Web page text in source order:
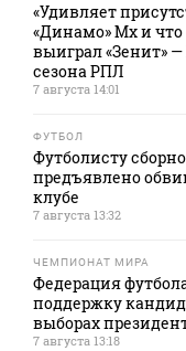
«Удивляет
«Динамо» Мх и
выиграл «Зенит»
сезона РПЛ
7 августа 14:01
ФУТБОЛ
Футболисту
предъявлено
клубе
7 августа 13:32
ЧЕМПИОНАТ МИРА
Федерация
поддержку
выборах
7 августа 13:18